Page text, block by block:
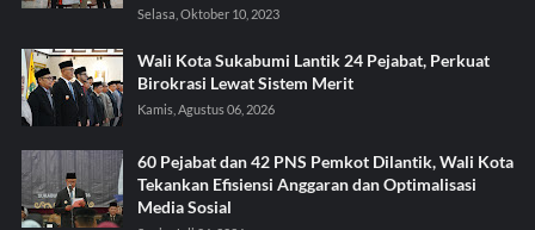
Selasa, Oktober 10, 2023
Wali Kota Sukabumi Lantik 24 Pejabat, Perkuat
Birokrasi Lewat Sistem Merit
Kamis, Agustus 06, 2026
60 Pejabat dan 42 PNS Pemkot Dilantik, Wali Kota
Tekankan Efisiensi Anggaran dan Optimalisasi
Media Sosial